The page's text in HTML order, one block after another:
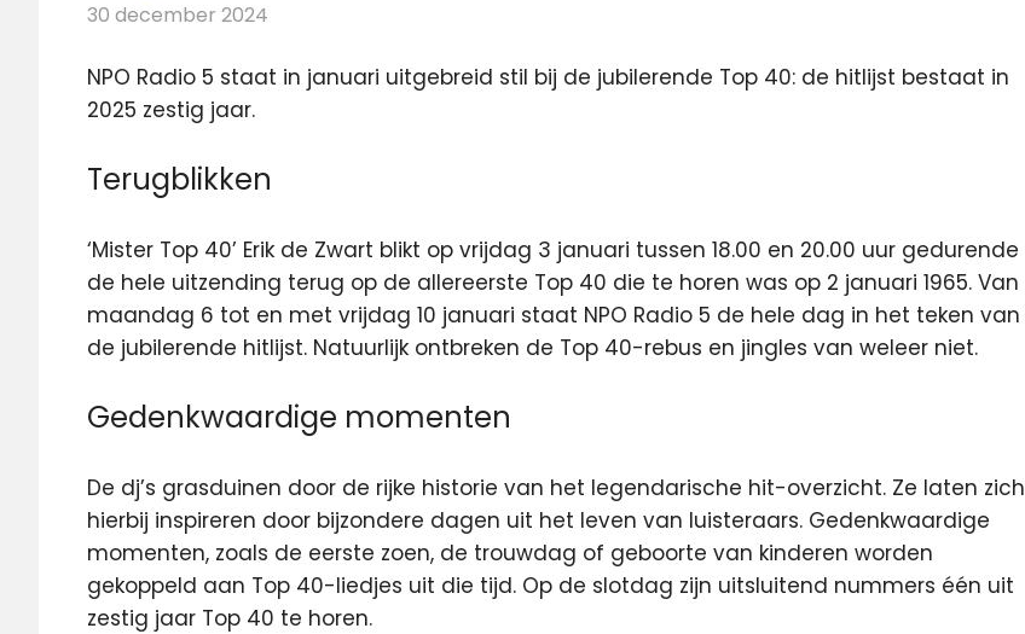
30 december 2024
NPO Radio 5 staat in januari uitgebreid stil bij de jubilerende Top 40: de hitlijst bestaat in
2025 zestig jaar.
Terugblikken
‘Mister Top 40’ Erik de Zwart blikt op vrijdag 3 januari tussen 18.00 en 20.00 uur gedurende
de hele uitzending terug op de allereerste Top 40 die te horen was op 2 januari 1965. Van
maandag 6 tot en met vrijdag 10 januari staat NPO Radio 5 de hele dag in het teken van
de jubilerende hitlijst. Natuurlijk ontbreken de Top 40-rebus en jingles van weleer niet.
Gedenkwaardige momenten
De dj’s grasduinen door de rijke historie van het legendarische hit-overzicht. Ze laten zich
hierbij inspireren door bijzondere dagen uit het leven van luisteraars. Gedenkwaardige
momenten, zoals de eerste zoen, de trouwdag of geboorte van kinderen worden
gekoppeld aan Top 40-liedjes uit die tijd. Op de slotdag zijn uitsluitend nummers één uit
zestig jaar Top 40 te horen.